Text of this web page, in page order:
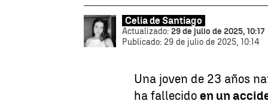
Celia de Santiago
Actualizado: 29 de julio de 2025, 10:17
Publicado: 29 de julio de 2025, 10:14
Una joven de 23 años
ha fallecidoen un